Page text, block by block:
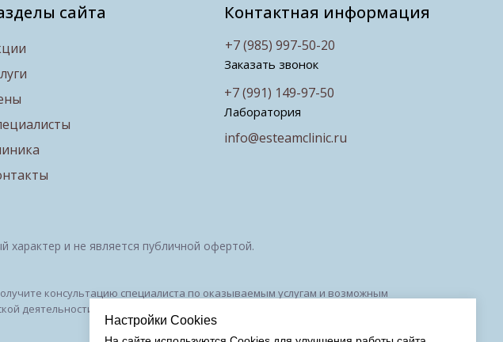
Контактная информация
сайта
Заказать звонок
Лаборатория
info@esteamclinic.ru
+7 (991) 149-97-50
+7 (985) 997-50-20
характер и не является публичной офертой.
консультацию специалиста по оказываемым услугам и возможным
деятельности № ЛО-50-01-010294 от 27.11.2018
Настройки Cookies